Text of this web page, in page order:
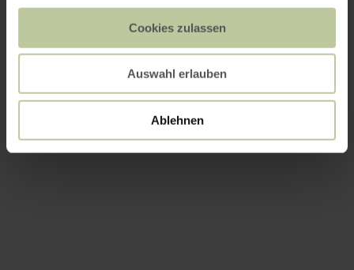
Cookies zulassen
Auswahl erlauben
Ablehnen